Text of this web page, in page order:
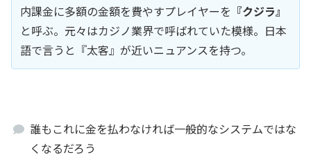
内課金に多額の金額を費やすプレイヤーを 『クジラ』
と呼ぶ。元々はカジノ業界で呼ばれていた模様。日本
語で言うと『太客』が近いニュアンスを持つ。
誰もこれに金を払わなければ一般的なシステムではな
くなるだろう